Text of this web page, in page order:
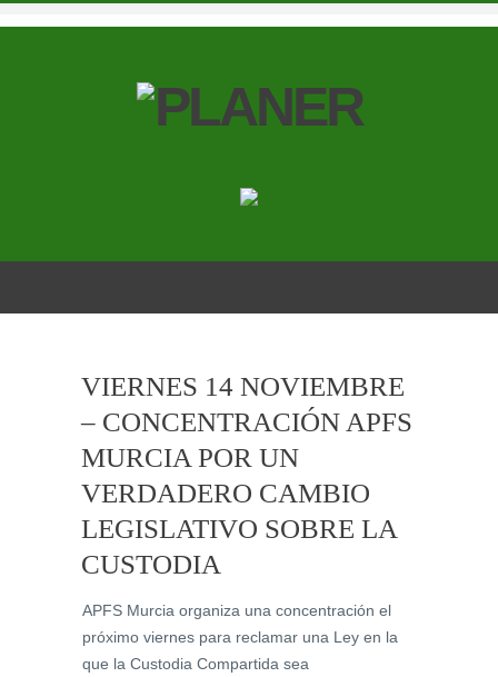
VIERNES 14 NOVIEMBRE
– CONCENTRACIÓN APFS
MURCIA POR UN
VERDADERO CAMBIO
LEGISLATIVO SOBRE LA
CUSTODIA
APFS Murcia organiza una concentración el
próximo viernes para reclamar una Ley en la
que la Custodia Compartida sea